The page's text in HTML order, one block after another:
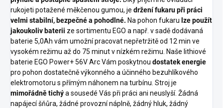
rukojeti potažené měkčenou gumou, je držení fukaru při práci
velmi stabilní, bezpečné a pohodlné. Na pohon fukaru lze použít
jakoukoliv baterii ze sortimentu EGO a např. v sadě dodávaná
baterie 5,0Ah vám umožní pracovat nepřetržitě od 12 min ve
vysokém režimu až do 75 minut v nízkém režimu. Naše lithiové
baterie EGO Power+ 56V Arc Vám poskytnou dostatek energie
pro pohon dostatečně výkonného a účinného bezuhlíkového
elektromotoru s přímým náhonem na turbínu. Stroj je
mimořádně tichýa sousedé Vás při práci ani neuslyší. Žádná
napájecí šňůra, žádné provozní náplně, žádný hluk, žádný